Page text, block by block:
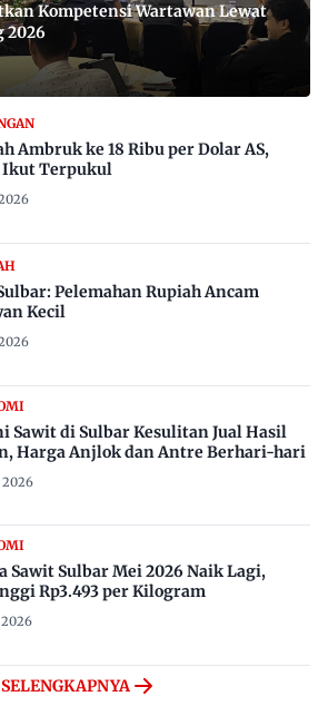
Kompetensi Wartawan Lewat
2026
Ambruk ke 18 Ribu per Dolar AS,
Ikut Terpukul
Pelemahan Rupiah Ancam
Kecil
Sawit di Sulbar Kesulitan Jual Hasil
Harga Anjlok dan Antre Berhari-hari
2026
Sawit Sulbar Mei 2026 Naik Lagi,
Rp3.493 per Kilogram
SELENGKAPNYA